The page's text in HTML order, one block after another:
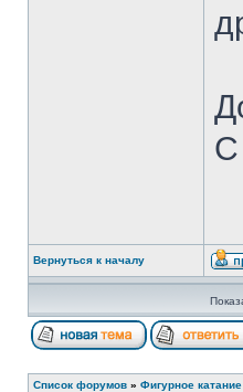
С
Вернуться к началу
Список форумов » Фигурное катание